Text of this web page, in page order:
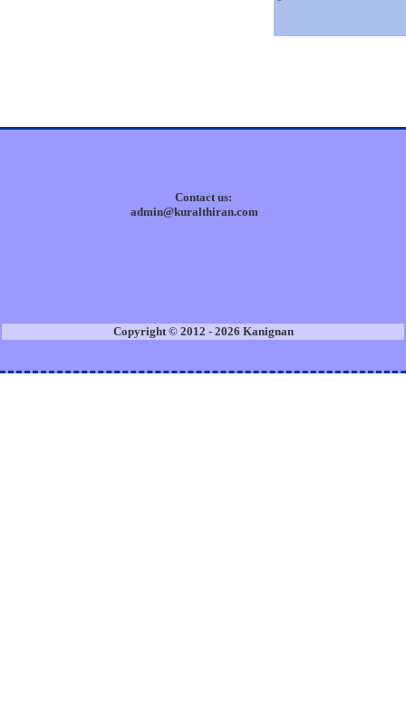
Contact us:
admin@kuralthiran.com
Copyright © 2012 - 2026 Kanignan